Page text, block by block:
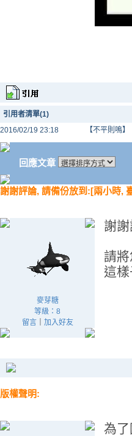
引用者清單(1)
2016/02/19 23:18
【不平則鳴】
回應文章
謝謝評論, 請備份放到:[兩小時,
麥芽糖
等級：8
留言｜ 加入好友
謝
請
這
版權聲明:
為